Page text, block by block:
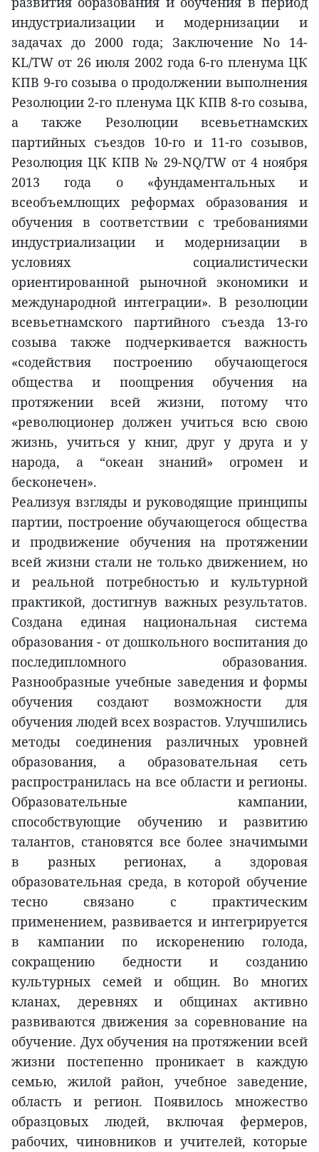
индустриализации и модернизации и
задачах до 2000 года; Заключение No 14-
KL/TW от 26 июля 2002 года 6-го пленума ЦК
КПВ 9-го созыва о продолжении выполнения
Резолюции 2-го пленума ЦК КПВ 8-го созыва,
а также Резолюции всевьетнамских
партийных съездов 10-го и 11-го созывов,
Резолюция ЦК КПВ № 29-NQ/TW от 4 ноября
2013 года о «фундаментальных и
всеобъемлющих реформах образования и
обучения в соответствии с требованиями
индустриализации и модернизации в
условиях социалистически
ориентированной рыночной экономики и
международной интеграции». В резолюции
всевьетнамского партийного съезда 13-го
созыва также подчеркивается важность
«содействия построению обучающегося
общества и поощрения обучения на
протяжении всей жизни, потому что
«революционер должен учиться всю свою
жизнь, учиться у книг, друг у друга и у
народа, а “океан знаний» огромен и
бесконечен».
Реализуя взгляды и руководящие принципы
партии, построение обучающегося общества
и продвижение обучения на протяжении
всей жизни стали не только движением, но
и реальной потребностью и культурной
практикой, достигнув важных результатов.
Создана единая национальная система
образования - от дошкольного воспитания до
последипломного образования.
Разнообразные учебные заведения и формы
обучения создают возможности для
обучения людей всех возрастов. Улучшились
методы соединения различных уровней
образования, а образовательная сеть
распространилась на все области и регионы.
Образовательные кампании,
способствующие обучению и развитию
талантов, становятся все более значимыми
в разных регионах, а здоровая
образовательная среда, в которой обучение
тесно связано с практическим
применением, развивается и интегрируется
в кампании по искоренению голода,
сокращению бедности и созданию
культурных семей и общин. Во многих
кланах, деревнях и общинах активно
развиваются движения за соревнование на
обучение. Дух обучения на протяжении всей
жизни постепенно проникает в каждую
семью, жилой район, учебное заведение,
область и регион. Появилось множество
образцовых людей, включая фермеров,
рабочих, чиновников и учителей, которые